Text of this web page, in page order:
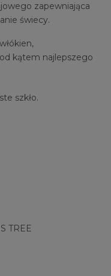
zapewniająca
świecy.
kątem najlepszego
szkło.
TREE